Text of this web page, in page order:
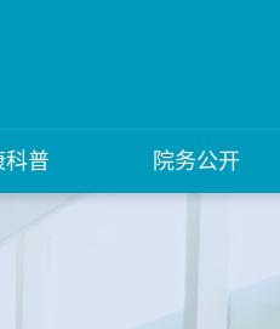
科普 院务公开